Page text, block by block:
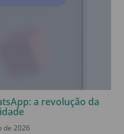
a revolução da
de 2026